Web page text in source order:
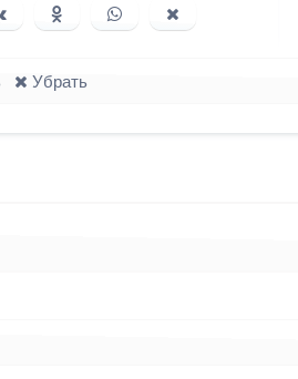
в Telegram
Поделиться ВКонтакте
Поделиться в Одноклассниках
Поделиться в WhatsApp
Убрать